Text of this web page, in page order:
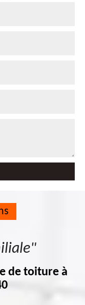
de toiture à